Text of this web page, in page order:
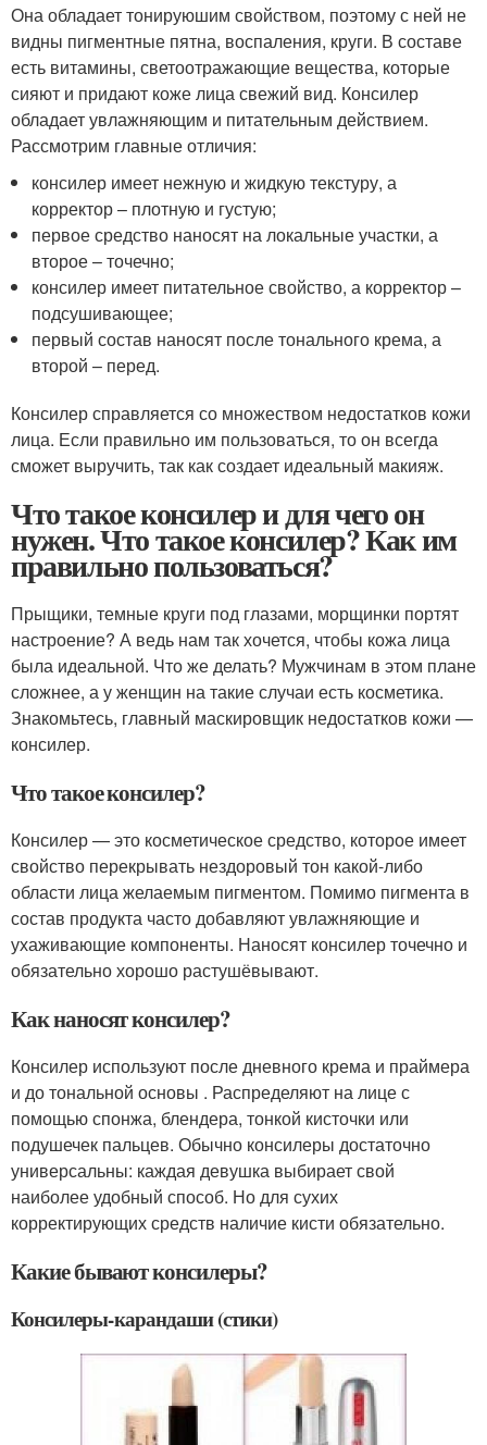
Она обладает тонируюшим свойством, поэтому с ней не
видны пигментные пятна, воспаления, круги. В составе
есть витамины, светоотражающие вещества, которые
сияют и придают коже лица свежий вид. Консилер
обладает увлажняющим и питательным действием.
Рассмотрим главные отличия:
консилер имеет нежную и жидкую текстуру, а
корректор – плотную и густую;
первое средство наносят на локальные участки, а
второе – точечно;
консилер имеет питательное свойство, а корректор –
подсушивающее;
первый состав наносят после тонального крема, а
второй – перед.
Консилер справляется со множеством недостатков кожи
лица. Если правильно им пользоваться, то он всегда
сможет выручить, так как создает идеальный макияж.
Что такое консилер и для чего он
нужен. Что такое консилер? Как им
правильно пользоваться?
Прыщики, темные круги под глазами, морщинки портят
настроение? А ведь нам так хочется, чтобы кожа лица
была идеальной. Что же делать? Мужчинам в этом плане
сложнее, а у женщин на такие случаи есть косметика.
Знакомьтесь, главный маскировщик недостатков кожи —
консилер.
Что такое консилер?
Консилер — это косметическое средство, которое имеет
свойство перекрывать нездоровый тон какой-либо
области лица желаемым пигментом. Помимо пигмента в
состав продукта часто добавляют увлажняющие и
ухаживающие компоненты. Наносят консилер точечно и
обязательно хорошо растушёвывают.
Как наносят консилер?
Консилер используют после дневного крема и праймера
и до тональной основы . Распределяют на лице с
помощью спонжа, блендера, тонкой кисточки или
подушечек пальцев. Обычно консилеры достаточно
универсальны: каждая девушка выбирает свой
наиболее удобный способ. Но для сухих
корректирующих средств наличие кисти обязательно.
Какие бывают консилеры?
Консилеры-карандаши (стики)